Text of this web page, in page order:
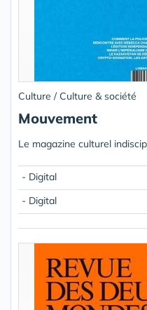
Culture / Culture & société
Mouvement
Le magazine culturel
- Digital
- Digital